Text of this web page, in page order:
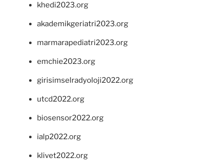
khedi2023.org
akademikgeriatri2023.org
marmarapediatri2023.org
emchie2023.org
girisimselradyoloji2022.org
utcd2022.org
biosensor2022.org
ialp2022.org
klivet2022.org